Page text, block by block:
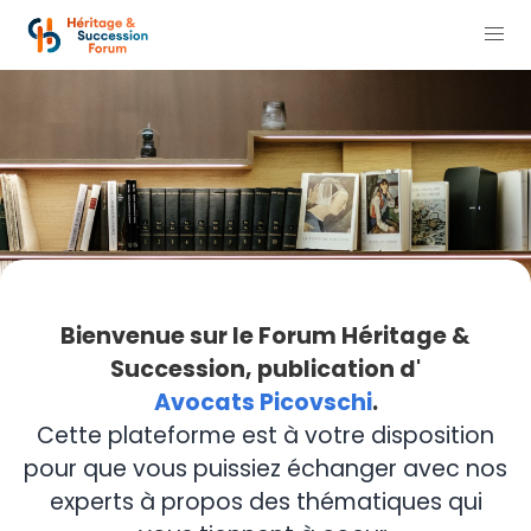
Bienvenue sur le Forum Héritage &
Succession, publication d'
Avocats Picovschi.
Cette plateforme est à votre disposition
pour que vous puissiez échanger avec nos
experts à propos des thématiques qui